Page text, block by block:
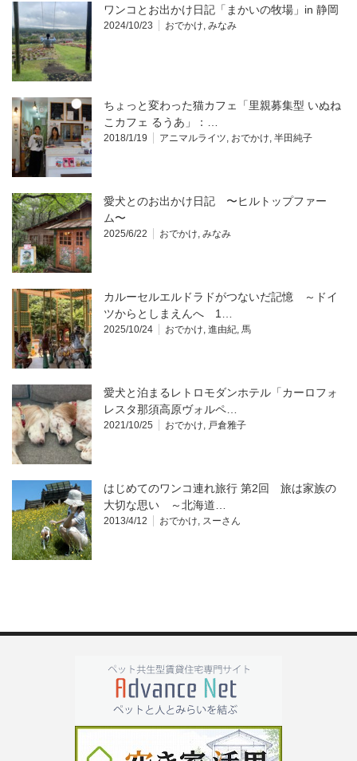
ワンコとお出かけ日記「まかいの牧場」in 静岡
2024/10/23 おでかけ, みなみ
ちょっと変わった猫カフェ「里親募集型 いぬね
こカフェ るうあ」：…
2018/1/19 アニマルライツ, おでかけ, 半田純子
愛犬とのお出かけ日記 〜ヒルトップファー
ム〜
2025/6/22 おでかけ, みなみ
カルーセルエルドラドがつないだ記憶 ～ドイ
ツからとしまえんへ 1…
2025/10/24 おでかけ, 進由紀, 馬
愛犬と泊まるレトロモダンホテル「カーロフォ
レスタ那須高原ヴォルペ…
2021/10/25 おでかけ, 戸倉雅子
はじめてのワンコ連れ旅行 第2回 旅は家族の
大切な思い ～北海道…
2013/4/12 おでかけ, スーさん